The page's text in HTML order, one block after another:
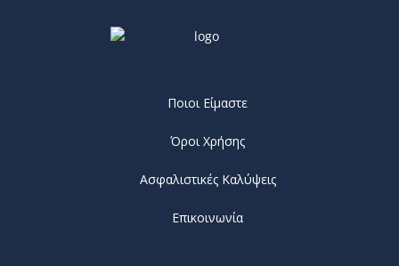
Ποιοι Είμαστε
Όροι Χρήσης
Ασφαλιστικές Καλύψεις
Επικοινωνία